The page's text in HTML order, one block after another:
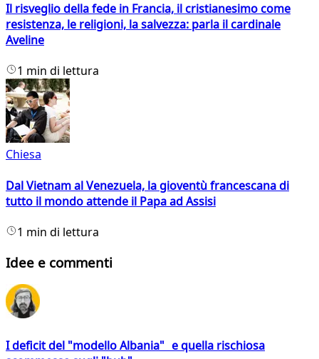
Il risveglio della fede in Francia, il cristianesimo come
resistenza, le religioni, la salvezza: parla il cardinale
Aveline
1 min di lettura
Chiesa
Dal Vietnam al Venezuela, la gioventù francescana di
tutto il mondo attende il Papa ad Assisi
1 min di lettura
Idee e commenti
I deficit del "modello Albania" e quella rischiosa